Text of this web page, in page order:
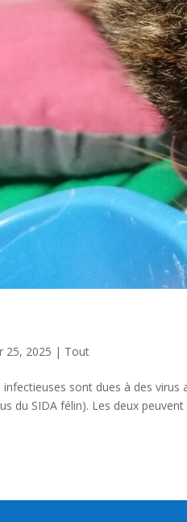
25, 2025 | Tout
infectieuses sont dues à des
du SIDA félin). Les deux